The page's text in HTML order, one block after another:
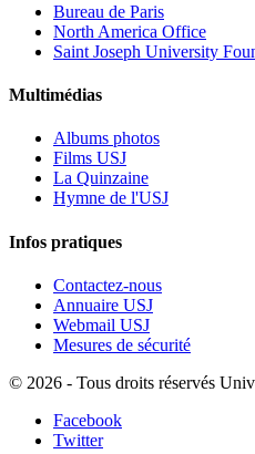
Bureau de Paris
North America Office
Saint Joseph University
Multimédias
Albums photos
Films USJ
La Quinzaine
Hymne de l'USJ
Infos pratiques
Contactez-nous
Annuaire USJ
Webmail USJ
Mesures de sécurité
© 2026 - Tous droits réservés
Facebook
Twitter